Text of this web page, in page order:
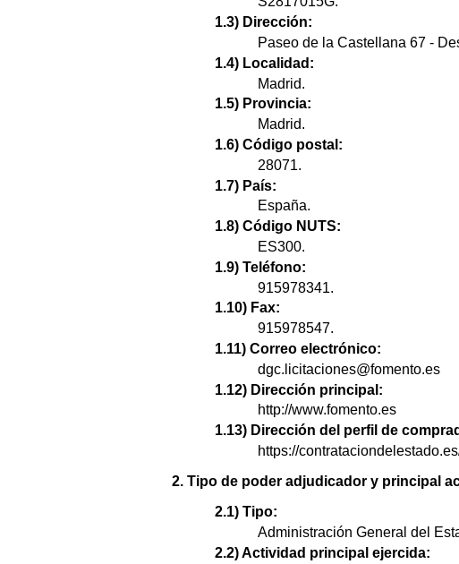
1.3) Dirección:
Paseo de la Castellana 67 -
1.4) Localidad:
Madrid.
1.5) Provincia:
Madrid.
1.6) Código postal:
28071.
1.7) País:
España.
1.8) Código NUTS:
ES300.
1.9) Teléfono:
915978341.
1.10) Fax:
915978547.
1.11) Correo electrónico:
dgc.licitaciones@fomento.es
1.12) Dirección principal:
http://www.fomento.es
1.13) Dirección del perfil de
https://
2. Tipo de poder adjudicador y principal
2.1) Tipo:
Administración General del
2.2) Actividad principal ejercida: